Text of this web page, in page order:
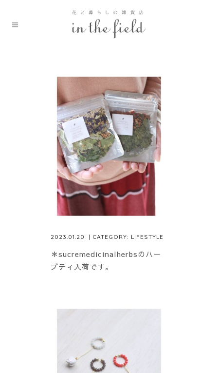
2023.01.20 | CATEGORY: LIFESTYLE
＊sucremedicinalherbsのハー
ブティ入荷です。